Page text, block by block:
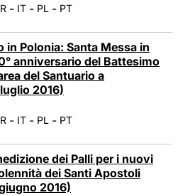
- IT - PL - PT
Polonia: Santa Messa in
anniversario del Battesimo
del Santuario a
2016)
- IT - PL - PT
dei Palli per i nuovi
dei Santi Apostoli
2016)